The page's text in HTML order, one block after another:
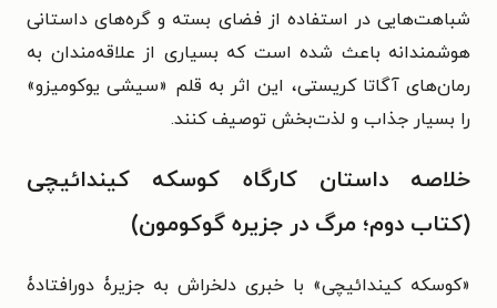
شباهت‌هایی در استفاده از فضای بسته و گره‌های داستانی
هوشمندانه باعث شده است که بسیاری از علاقه‌مندان به
رمان‌های آگاتا کریستی، این اثر به قلم «سیشی یوکومیزو»
را بسیار جذاب و لذت‌بخش توصیف کنند.
خلاصه داستان کارگاه کوسکه کیندائیچی
(کتاب دوم؛ مرگ در جزیره گوکومون)
«کوسکه کیندائیچی» با خبری دلخراش به جزیرۀ دورافتادۀ